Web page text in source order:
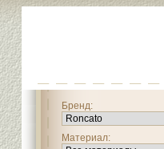
Бренд:
Материал: